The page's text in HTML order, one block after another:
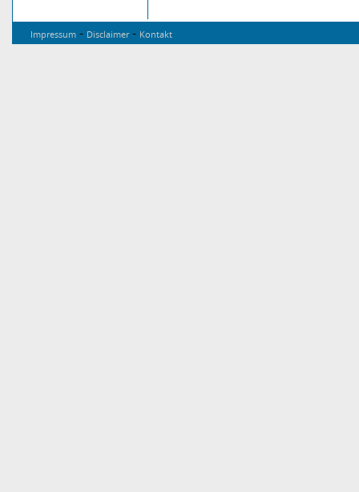
Impressum - Disclaimer- Kontakt